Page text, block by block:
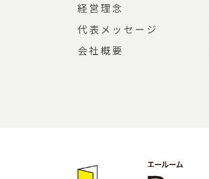
経営理念
代表メッセージ
会社概要